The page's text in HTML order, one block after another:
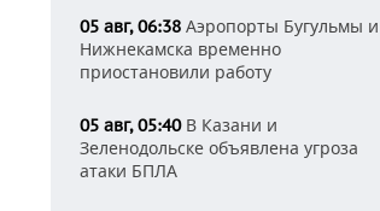
05 авг, 06:38 Аэропорты Бугульмы и
Нижнекамска временно
приостановили работу
05 авг, 05:40В Казани и
Зеленодольске объявлена угроза
атаки БПЛА